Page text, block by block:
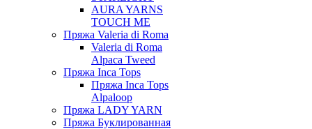
AURA YARNS
TOUCH ME
Пряжа Valeria di Roma
Valeria di Roma
Alpaca Tweed
Пряжа Inca Tops
Пряжа Inca Tops
Alpaloop
Пряжа LADY YARN
Пряжа Буклированная